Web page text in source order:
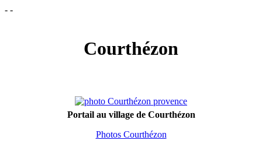
- -
Courthézon
Portail au village de Courthézon
Photos Courthézon